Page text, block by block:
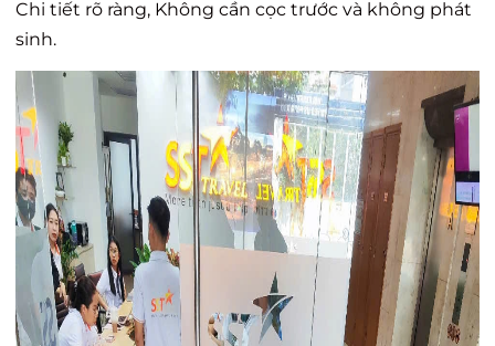
Chi tiết rõ ràng, Không cần cọc trước và không phát
sinh.